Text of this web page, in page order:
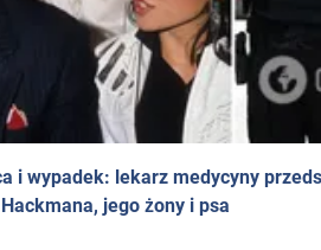
i wypadek: lekarz medycyny
jego żony i psa